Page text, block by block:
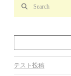
テスト投稿